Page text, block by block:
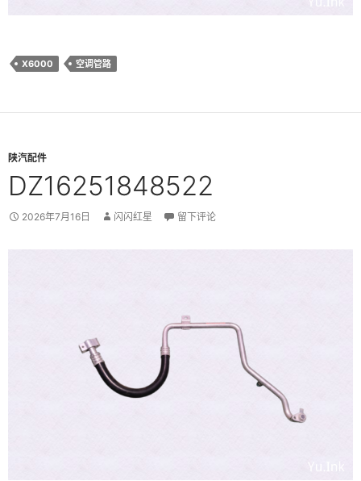
X6000 空调管路
陕汽配件
DZ16251848522
2026年7月16日 闪闪红星 留下评论